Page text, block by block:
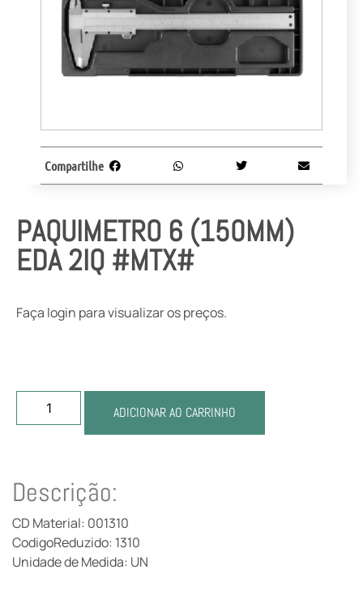
PAQUIMETRO 6 (150MM)
EDA 2IQ #MTX#
Faça login para visualizar os preços.
ADICIONAR AO CARRINHO
Compartilhe
Descrição:
CD Material: 001310
CodigoReduzido: 1310
Unidade de Medida: UN